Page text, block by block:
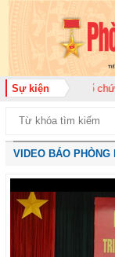
Sự kiện
tổ chức Lễ kỷ niệm
VIDEO BÁO PHÒNG